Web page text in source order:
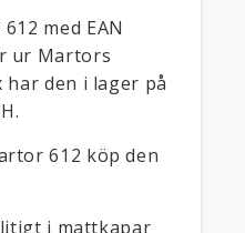
med EAN
ur Martors
den i lager på
612 köp den
i mattkapar